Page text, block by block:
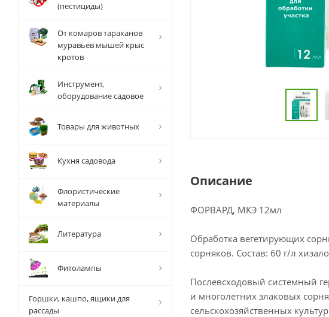
Описание
ФОРВАРД, МКЭ 12мл
Обработка вегетирующих
сорняков. Состав: 60 г/л
Послевсходовый системный
и многолетних злаковых
сельскохозяйственных
(пестициды)
От комаров тараканов
муравьев мышей крыс
кротов
Инструмент,
оборудование садовое
Товары для животных
Кухня садовода
Флористические
материалы
Литература
Фитолампы
Горшки, кашпо, ящики для
рассады